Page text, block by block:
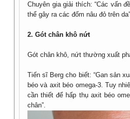
Chuyên gia giải thích: “Các vấn
thể gây ra các đốm nâu đỏ trên
2. Gót chân khô nứt
Gót chân khô, nứt thường xuất
Tiến sĩ Berg cho biết: “Gan sản
béo và axit béo omega-3. Tuy
cần thiết để hấp thụ axit béo
chân”.